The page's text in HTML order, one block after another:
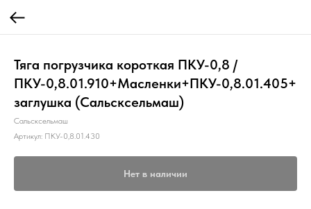
Тяга погрузчика короткая ПКУ-0,8 /
ПКУ-0,8.01.910+Масленки+ПКУ-0,8.01.405+
заглушка (Сальсксельмаш)
Сальсксельмаш
Артикул: ПКУ-0,8.01.430
Нет в наличии